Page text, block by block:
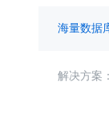
海量数据
解决方案